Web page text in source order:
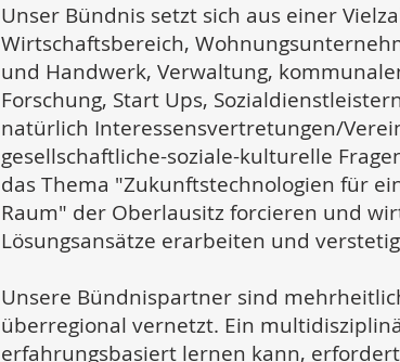
Unser Bündnis setzt sich aus einer
Wirtschaftsbereich,
und Handwerk, Verwaltung,
Forschung, Start Ups,
natürlich Interessensvertretungen/
gesellschaftliche-soziale-kulturelle
das Thema "Zukunftstechnologien für
Raum" der Oberlausitz forcieren und
Lösungsansätze erarbeiten und
Unsere Bündnispartner sind
überregional vernetzt. Ein
erfahrungsbasiert lernen kann,